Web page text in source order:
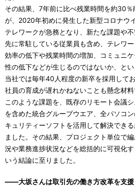
その結果、7年前に比べ残業時間を約30
が、2020年初めに発生した新型コロナウ
テレワークが急務となり、新たな課題や
先に常駐している従業員も含め、テレワ
効率の低下や残業時間の増加、コミュニ
性の低下などが生じるのではないか、とい
当社では毎年40人程度の新卒を採用して
社員の育成が遅れかねないことも懸念材料
このような課題を、既存のリモート会議
を含めた統合グループウエア、全パソコ
キュリティーソフトを活用して解決でき
ました。その結果、プロジェクト単位で
況や業務進捗状況などを総括的に可視化
いう結論に至りました。
――大坂さんは取引先の働き方改革を支援